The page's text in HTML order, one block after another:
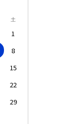
土
1
8
15
22
29